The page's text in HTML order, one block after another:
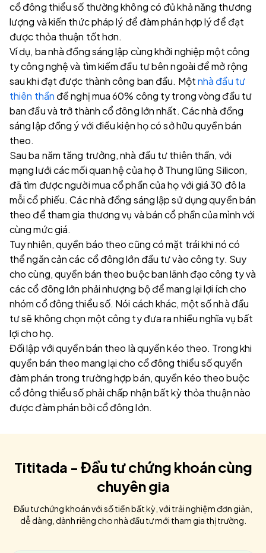
cổ đông thiểu số thường không có đủ khả năng thương
lượng và kiến ​​thức pháp lý để đàm phán hợp lý để đạt
được thỏa thuận tốt hơn.
Ví dụ, ba nhà đồng sáng lập cùng khởi nghiệp một công
ty công nghệ và tìm kiếm đầu tư bên ngoài để mở rộng
sau khi đạt được thành công ban đầu. Mộtnhà đầu tư
thiên thần đề nghị mua 60% công ty trong vòng đầu tư
ban đầu và trở thành cổ đông lớn nhất. Các nhà đồng
sáng lập đồng ý với điều kiện họ có sở hữu quyền bán
theo.
Sau ba năm tăng trưởng, nhà đầu tư thiên thần, với
mạng lưới các mối quan hệ của họ ở Thung lũng Silicon,
đã tìm được người mua cổ phần của họ với giá 30 đô la
mỗi cổ phiếu. Các nhà đồng sáng lập sử dụng quyền bán
theo để tham gia thương vụ và bán cổ phần của mình với
cùng mức giá.
Tuy nhiên, quyền báo theo cũng có mặt trái khi nó có
thể ngăn cản các cổ đông lớn đầu tư vào công ty. Suy
cho cùng, quyền bán theo buộc ban lãnh đạo công ty và
các cổ đông lớn phải nhượng bộ để mang lại lợi ích cho
nhóm cổ đông thiểu số. Nói cách khác, một số nhà đầu
tư sẽ không chọn một công ty đưa ra nhiều nghĩa vụ bất
lợi cho họ.
Đối lập với quyền bán theo là quyền kéo theo. Trong khi
quyền bán theo mang lại cho cổ đông thiểu số quyền
đàm phán trong trường hợp bán, quyền kéo theo buộc
cổ đông thiểu số phải chấp nhận bất kỳ thỏa thuận nào
được đàm phán bởi cổ đông lớn.
Tititada - Đầu tư chứng khoán cùng
chuyên gia
Đầu tư chứng khoán với số tiền bất kỳ, với trải nghiệm đơn giản,
dễ dàng, dành riêng cho nhà đầu tư mới tham gia thị trường.